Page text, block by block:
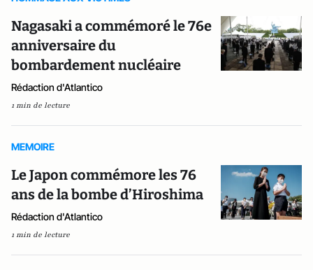
Nagasaki a commémoré le 76e
anniversaire du
bombardement nucléaire
Rédaction d'Atlantico
1 min de lecture
MEMOIRE
Le Japon commémore les 76
ans de la bombe d’Hiroshima
Rédaction d'Atlantico
1 min de lecture